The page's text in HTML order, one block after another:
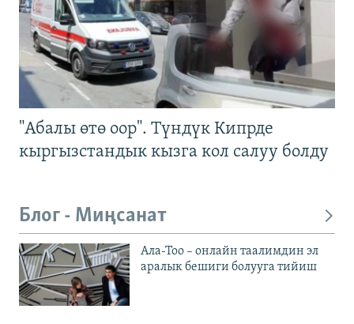
"Абалы өтө оор". Түндүк Кипрде
кыргызстандык кызга кол салуу болду
Блог - Миңсанат
Ала-Тоо – онлайн таалимдин эл
аралык бешиги болууга тийиш